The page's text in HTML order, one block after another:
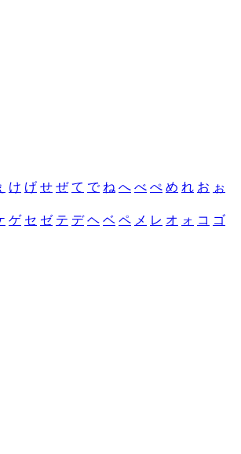
け げ せ ぜ て で ね へ べ ぺ め れ お ぉ
ゲ セ ゼ テ デ ヘ ベ ペ メ レ オ ォ コ ゴ